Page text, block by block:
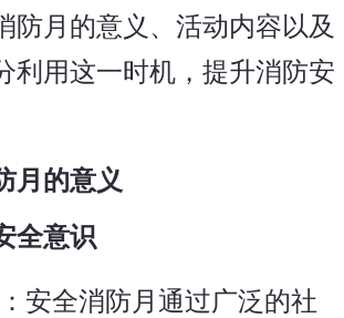
防月的意义、活动内容以及
利用这一时机，提升消防安
月的意义
全意识
：安全消防月通过广泛的社